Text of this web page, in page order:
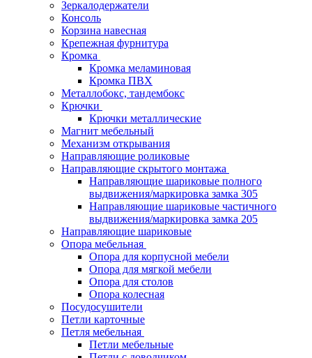
Зеркалодержатели
Консоль
Корзина навесная
Крепежная фурнитура
Кромка
Кромка меламиновая
Кромка ПВХ
Металлобокс, тандембокс
Крючки
Крючки металлические
Магнит мебельный
Механизм открывания
Направляющие роликовые
Направляющие скрытого монтажа
Направляющие шариковые полного
выдвижения/маркировка замка 305
Направляющие шариковые частичного
выдвижения/маркировка замка 205
Направляющие шариковые
Опора мебельная
Опора для корпусной мебели
Опора для мягкой мебели
Опора для столов
Опора колесная
Посудосушители
Петли карточные
Петля мебельная
Петли мебельные